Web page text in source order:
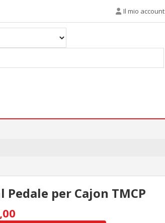
Il mio account
Pedale per Cajon TMCP